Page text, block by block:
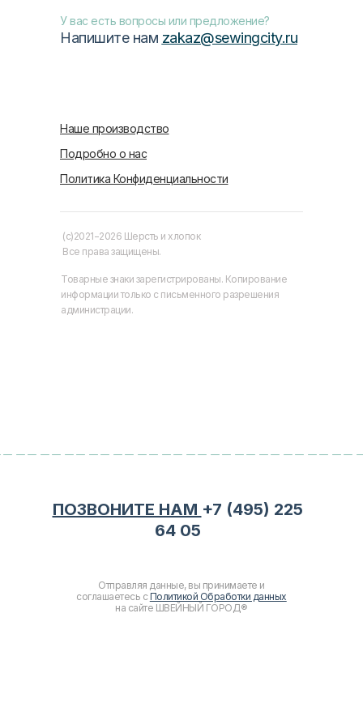
У вас есть вопросы или предложение?
Наше производство
Подробно о нас
Политика Конфиденциальности
(c)2021−2026 Шерсть и хлопок
Все права защищены.
Товарные знаки зарегистрированы. Копирование
информации только с письменного разрешения
администрации.
Напишите нам zakaz@sewingcity.ru
ПОЗВОНИТЕ НАМ +7 (495) 225
64 05
Отправляя данные, вы принимаете и
соглашаетесь сПолитикой Обработки данных
на сайте ШВЕЙНЫЙ ГОРОД®